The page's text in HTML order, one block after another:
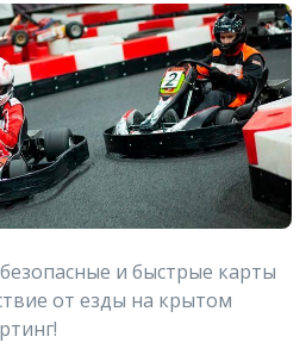
и быстрые карты
от езды на крытом